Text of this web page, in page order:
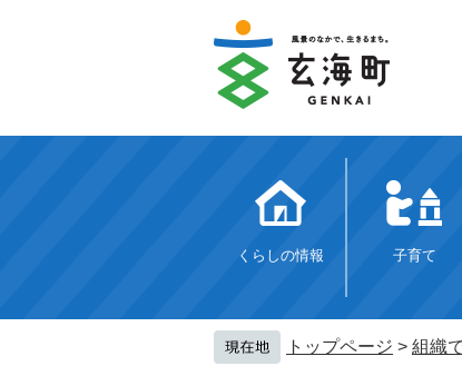
くらしの情報 子育て
トップページ > 組織